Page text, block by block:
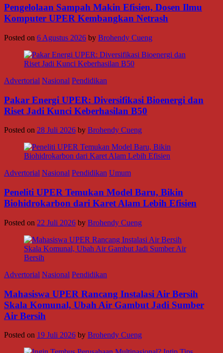
Pengelolaan Sampah Makin Efisien, Dosen Ilmu
Komputer UPER Kembangkan Netrash
Posted on 6 Agustus 2026 by Brohendy Cueng
Advertorial Nasional Pendidikan
Pakar Energi UPER: Diversifikasi Bioenergi dan
Riset Jadi Kunci Keberhasilan B50
Posted on 28 Juli 2026 by Brohendy Cueng
Advertorial Nasional Pendidikan Umum
Peneliti UPER Temukan Model Baru, Bikin
Biohidrokarbon dari Karet Alam Lebih Efisien
Posted on 22 Juli 2026 by Brohendy Cueng
Advertorial Nasional Pendidikan
Mahasiswa UPER Rancang Instalasi Air Bersih
Skala Komunal, Ubah Air Gambut Jadi Sumber
Air Bersih
Posted on 19 Juli 2026 by Brohendy Cueng